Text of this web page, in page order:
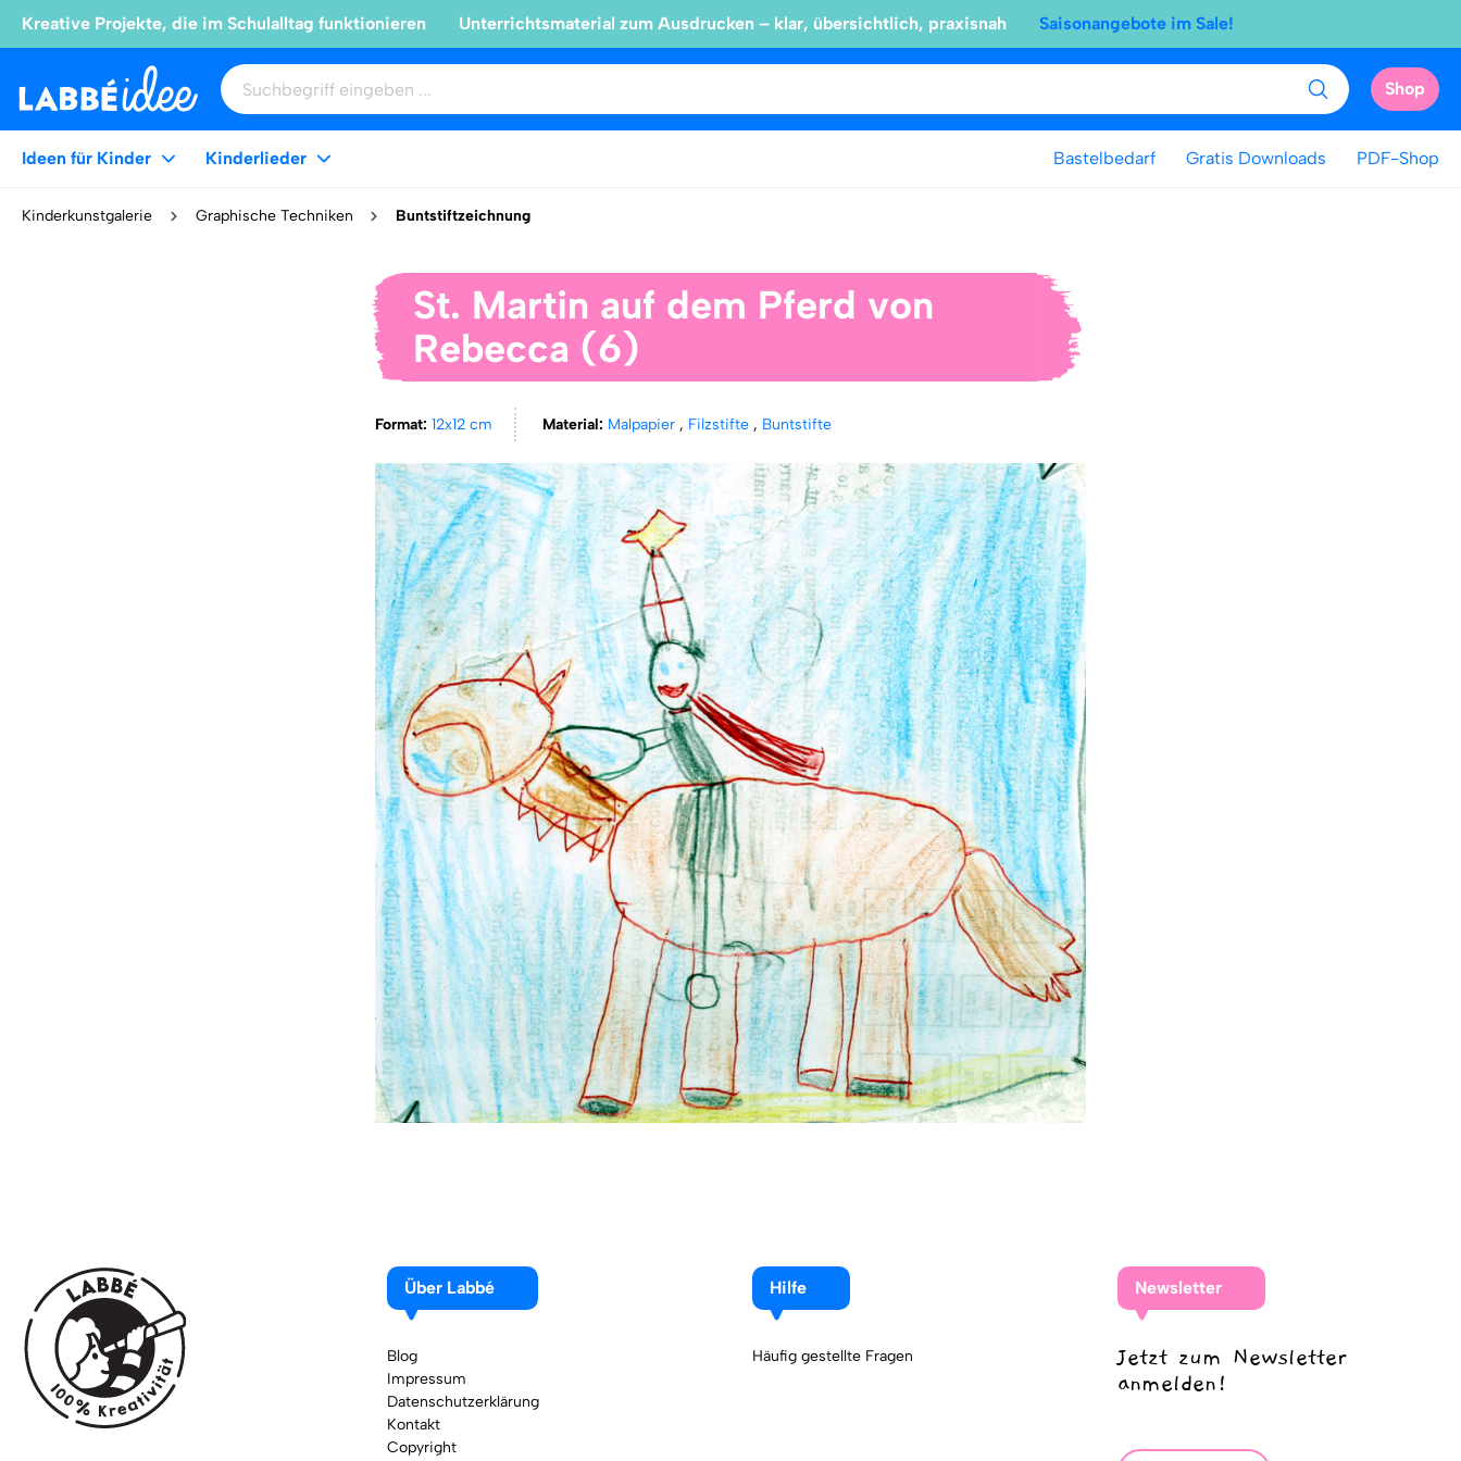
Kreative Projekte, die im Schulalltag funktionieren Unterrichtsmaterial zum Ausdrucken – klar, übersichtlich, praxisnah Saisonangebote im Sale!
Shop
Ideen für Kinder Kinderlieder Bastelbedarf Gratis Downloads PDF-Shop
Kinderkunstgalerie Graphische Techniken Buntstiftzeichnung
St. Martin auf dem Pferd von
Rebecca (6)
Format:12x12 cm Material: Malpapier , Filzstifte , Buntstifte
Über Labbé
Blog
Impressum
Datenschutzerklärung
Kontakt
Copyright
Hilfe
Häufig gestellte Fragen
Newsletter
Jetzt zum Newsletter
anmelden!